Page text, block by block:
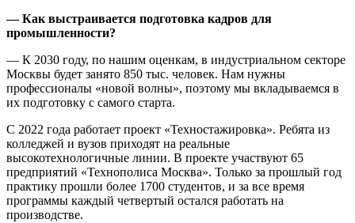
— Как выстраивается подготовка кадров для
промышленности?
— К 2030 году, по нашим оценкам, в индустриальном секторе
Москвы будет занято 850 тыс. человек. Нам нужны
профессионалы «новой волны», поэтому мы вкладываемся в
их подготовку с самого старта.
С 2022 года работает проект «Техностажировка». Ребята из
колледжей и вузов приходят на реальные
высокотехнологичные линии. В проекте участвуют 65
предприятий «Технополиса Москва». Только за прошлый год
практику прошли более 1700 студентов, и за все время
программы каждый четвертый остался работать на
производстве.